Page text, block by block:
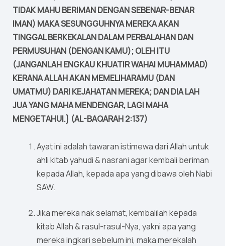
TIDAK MAHU BERIMAN DENGAN SEBENAR-BENAR
IMAN) MAKA SESUNGGUHNYA MEREKA AKAN
TINGGAL BERKEKALAN DALAM PERBALAHAN DAN
PERMUSUHAN (DENGAN KAMU); OLEH ITU
(JANGANLAH ENGKAU KHUATIR WAHAI MUHAMMAD)
KERANA ALLAH AKAN MEMELIHARAMU (DAN
UMATMU) DARI KEJAHATAN MEREKA; DAN DIA LAH
JUA YANG MAHA MENDENGAR, LAGI MAHA
MENGETAHUI.} (AL-BAQARAH 2:137)
Ayat ini adalah tawaran istimewa dari Allah untuk
ahli kitab yahudi & nasrani agar kembali beriman
kepada Allah, kepada apa yang dibawa oleh Nabi
SAW.
Jika mereka nak selamat, kembalilah kepada
kitab Allah & rasul-rasul-Nya, yakni apa yang
mereka ingkari sebelum ini, maka merekalah